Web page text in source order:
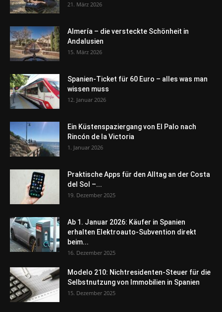
21. März 2026
Almería – die versteckte Schönheit in
Andalusien
15. März 2026
Spanien-Ticket für 60 Euro – alles was man
wissen muss
12. Januar 2026
Ein Küstenspaziergang von El Palo nach
Rincón de la Victoria
1. Januar 2026
Praktische Apps für den Alltag an der Costa
del Sol –...
19. Dezember 2025
Ab 1. Januar 2026: Käufer in Spanien
erhalten Elektroauto-Subvention direkt
beim...
16. Dezember 2025
Modelo 210: Nichtresidenten-Steuer für die
Selbstnutzung von Immobilien in Spanien
15. Dezember 2025